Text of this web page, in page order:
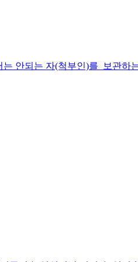
는 안되는 자(척부인)를 보관하